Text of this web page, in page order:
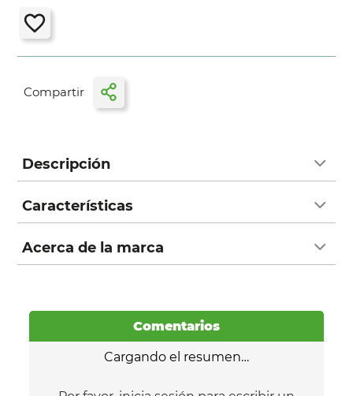
Descripción
Características
Acerca de la marca
Comentarios
Cargando el resumen…